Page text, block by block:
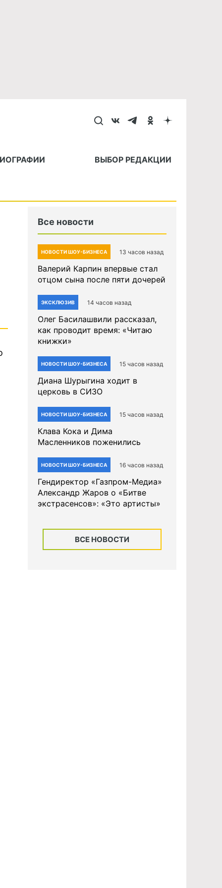
ВЫБОР РЕДАКЦИИ
Все новости
НОВОСТИ ШОУ-БИЗНЕСА 13 часов назад
Валерий Карпин впервые стал
отцом сына после пяти дочерей
ЭКСКЛЮЗИВ 14 часов назад
Олег Басилашвили рассказал,
как проводит время: «Читаю
книжки»
НОВОСТИ ШОУ-БИЗНЕСА 15 часов назад
Диана Шурыгина ходит в
церковь в СИЗО
НОВОСТИ ШОУ-БИЗНЕСА 15 часов назад
Клава Кока и Дима
Масленников поженились
НОВОСТИ ШОУ-БИЗНЕСА 16 часов назад
Гендиректор «Газпром-Медиа»
Александр Жаров о «Битве
экстрасенсов»: «Это артисты»
ВСЕ НОВОСТИ